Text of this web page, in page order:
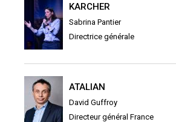
KARCHER
Sabrina Pantier
Directrice générale
ATALIAN
David Guffroy
Directeur général France